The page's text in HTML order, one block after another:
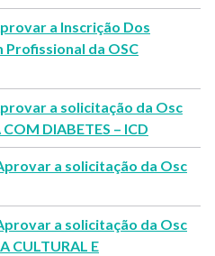
a Inscrição Dos
Profissional da OSC
a solicitação da Osc
DIABETES – ICD
a solicitação da Osc
a solicitação da Osc
CULTURAL E